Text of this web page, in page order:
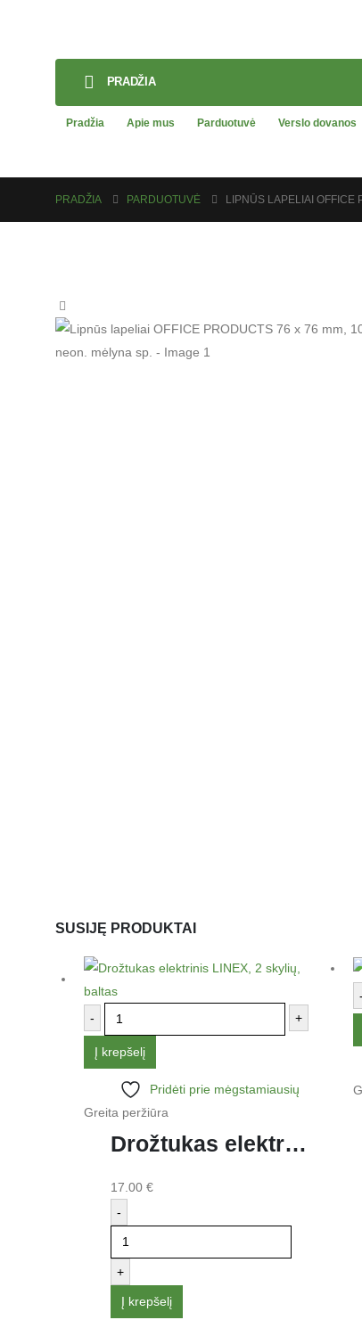
PRADŽIA
Pradžia Apie mus Parduotuvė Verslo dovanos
PRADŽIA PARDUOTUVĖ LIPNŪS LAPELIAI OFFICE
SUSIJĘ PRODUKTAI
- +
Į krepšelį
Pridėti prie mėgstamiausių
Greita peržiūra
Drožtukas elektrinis LINEX, 2 skylių, baltas
17.00 €
-
+
Į krepšelį
-